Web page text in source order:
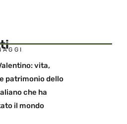
vita,
patrimonio dello
che ha
il mondo